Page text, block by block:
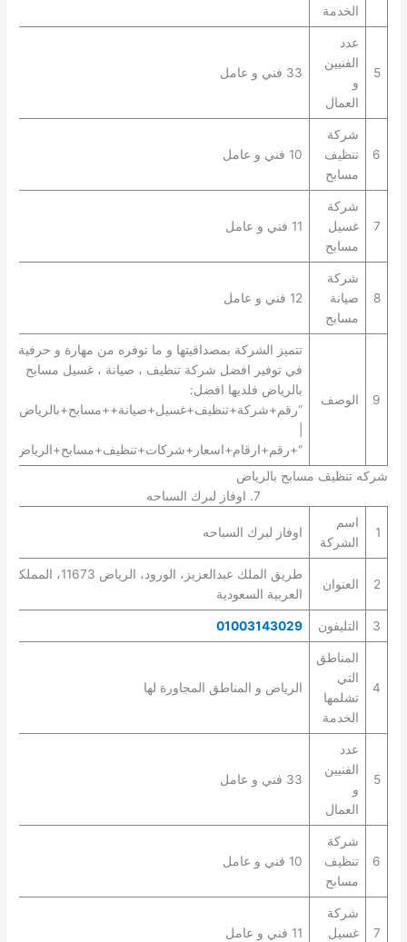
الخدمة
5
عدد
الفنيين
و
العمال
33 فني و عامل
6
شركة
تنظيف
مسابح
10 فني و عامل
7
شركة
غسيل
مسابح
11 فني و عامل
8
شركة
صيانة
مسابح
12 فني و عامل
9 الوصف
تتميز الشركة بمصداقيتها و ما توفره من مهارة و حرفية
في توفير افضل شركة تنظيف ، صيانة ، غسيل مسابح
بالرياض فلديها افضل:
“رقم+شركة+تنظيف+غسيل+صيانة++مسابح+بالرياض+”
“+رقم+ارقام+اسعار+شركات+تنظيف+مسابح+الرياض+”.
شركه تنظيف مسابح بالرياض
7. اوفاز لبرك السباحه
1
اسم
الشركة
اوفاز لبرك السباحه
2 العنوان
طريق الملك عبدالعزيز، الورود، الرياض 11673، المملكة
العربية السعودية
3 التليفون 01003143029
4
المناطق
التي
تشلمها
الخدمة
الرياض و المناطق المجاورة لها
5
عدد
الفنيين
و
العمال
33 فني و عامل
6
شركة
تنظيف
مسابح
10 فني و عامل
7
شركة
غسيل
11 فني و عامل